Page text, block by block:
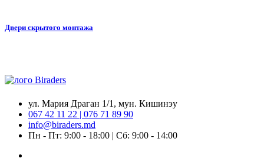
Двери скрытого монтажа
ул. Мария Драган 1/1, мун. Кишинэу
067 42 11 22 | 076 71 89 90
info@biraders.md
Пн - Пт: 9:00 - 18:00 | Сб: 9:00 - 14:00